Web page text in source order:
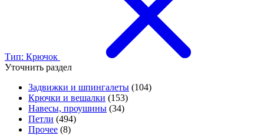
Тип: Крючок
Уточнить раздел
Задвижки и шпингалеты (104)
Крючки и вешалки (153)
Навесы, проушины (34)
Петли (494)
Прочее (8)